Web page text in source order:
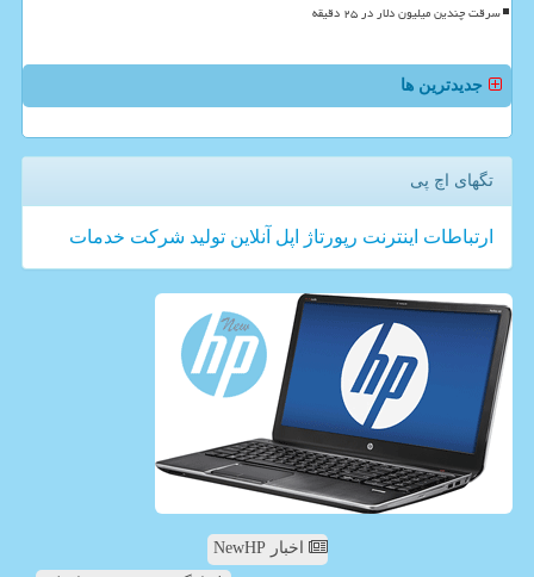
سرقت چندین میلیون دلار در ۲۵ دقیقه
جدیدترین ها
تگهای اچ پی
ارتباطات اینترنت رپورتاژ اپل آنلاین تولید شركت خدمات
اخبار NewHP